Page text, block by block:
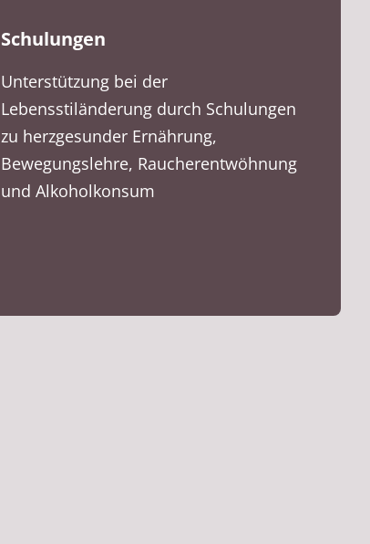
Schulungen
Unterstützung bei der
Lebensstiländerung durch Schulungen
zu herzgesunder Ernährung,
Bewegungslehre, Raucherentwöhnung
und Alkoholkonsum